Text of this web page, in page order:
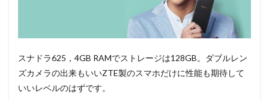
スナドラ625，4GB RAMでストレージは128GB。ダブルレン
ズカメラの出来もいいZTE製のスマホだけに性能も期待して
いいレベルのはずです。